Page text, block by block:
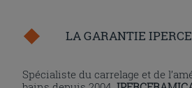
LA GARANTIE
Spécialiste du carrelage et de